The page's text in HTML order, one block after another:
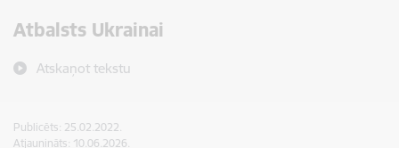
Atbalsts Ukrainai
Atskaņot tekstu
Publicēts: 25.02.2022.
Atjaunināts: 10.06.2026.